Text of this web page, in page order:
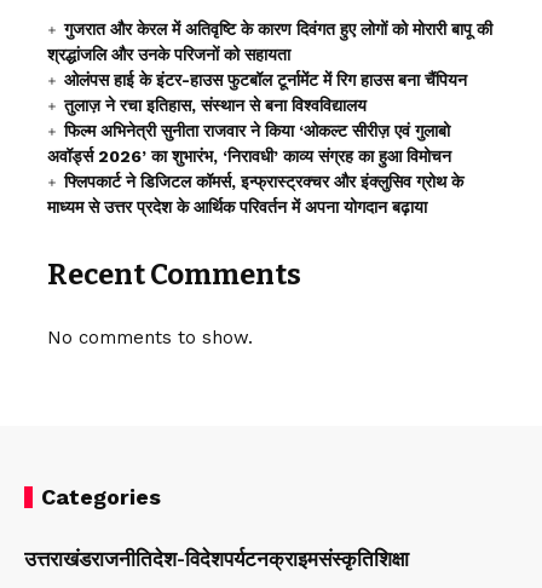
गुजरात और केरल में अतिवृष्टि के कारण दिवंगत हुए लोगों को मोरारी बापू की
श्रद्धांजलि और उनके परिजनों को सहायता
ओलंपस हाई के इंटर-हाउस फुटबॉल टूर्नामेंट में रिग हाउस बना चैंपियन
तुलाज़ ने रचा इतिहास, संस्थान से बना विश्वविद्यालय
फिल्म अभिनेत्री सुनीता राजवार ने किया ‘ओकल्ट सीरीज़ एवं गुलाबो
अवॉर्ड्स 2026’ का शुभारंभ, ‘निरावधी’ काव्य संग्रह का हुआ विमोचन
फ्लिपकार्ट ने डिजिटल कॉमर्स, इन्फ्रास्ट्रक्चर और इंक्लुसिव ग्रोथ के
माध्यम से उत्तर प्रदेश के आर्थिक परिवर्तन में अपना योगदान बढ़ाया
Recent Comments
No comments to show.
Categories
उत्तराखंडराजनीतिदेश-विदेशपर्यटनक्राइमसंस्कृतिशिक्षा